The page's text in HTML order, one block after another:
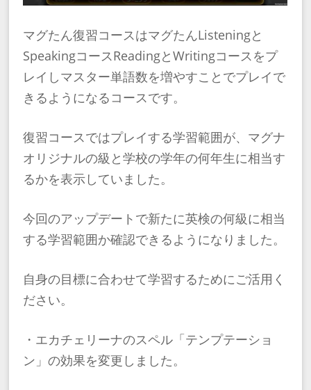
マグたん復習コースはマグたんListeningと
SpeakingコースReadingとWritingコースをプ
レイしマスター単語数を増やすことでプレイで
きるようになるコースです。
復習コースではプレイする学習範囲が、マグナ
オリジナルの級と学校の学年の何年生に相当す
るかを表示していました。
今回のアップデートで新たに英検の何級に相当
する学習範囲か確認できるようになりました。
自身の目標に合わせて学習するためにご活用く
ださい。
・エカチェリーナのスペル「テンプテーショ
ン」の効果を変更しました。